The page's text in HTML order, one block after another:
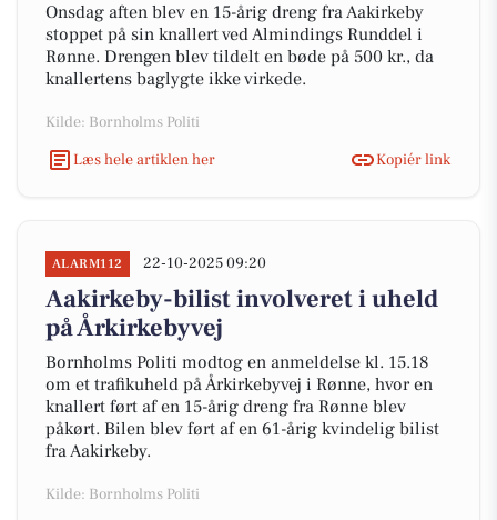
Onsdag aften blev en 15-årig dreng fra Aakirkeby
stoppet på sin knallert ved Almindings Runddel i
Rønne. Drengen blev tildelt en bøde på 500 kr., da
knallertens baglygte ikke virkede.
Kilde: Bornholms Politi
Læs hele artiklen her
Kopiér link
ALARM112 22-10-2025 09:20
Aakirkeby-bilist involveret i uheld
på Årkirkebyvej
Bornholms Politi modtog en anmeldelse kl. 15.18
om et trafikuheld på Årkirkebyvej i Rønne, hvor en
knallert ført af en 15-årig dreng fra Rønne blev
påkørt. Bilen blev ført af en 61-årig kvindelig bilist
fra Aakirkeby.
Kilde: Bornholms Politi